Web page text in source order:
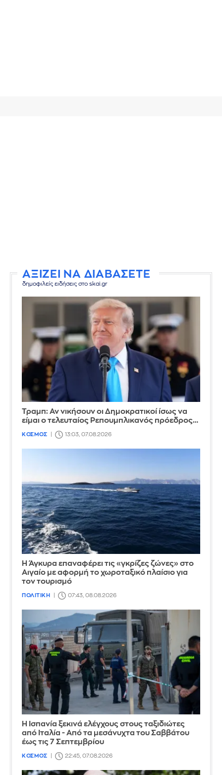
ΑΞΙΖΕΙ ΝΑ ΔΙΑΒΑΣΕΤΕ
δημοφιλείς ειδήσεις στο skai.gr
Τραμπ: Αν νικήσουν οι Δημοκρατικοί ίσως να
είμαι ο τελευταίος Ρεπουμπλικανός πρόεδρος…
ΚΟΣΜΟΣ 13:03, 07.08.2026
Η Άγκυρα επαναφέρει τις «γκρίζες ζώνες» στο
Αιγαίο με αφορμή το χωροταξικό πλαίσιο για
τον τουρισμό
ΠΟΛΙΤΙΚΗ 07:43, 08.08.2026
Η Ισπανία ξεκινά ελέγχους στους ταξιδιώτες
από Ιταλία - Από τα μεσάνυχτα του Σαββάτου
έως τις 7 Σεπτεμβρίου
ΚΟΣΜΟΣ 22:45, 07.08.2026